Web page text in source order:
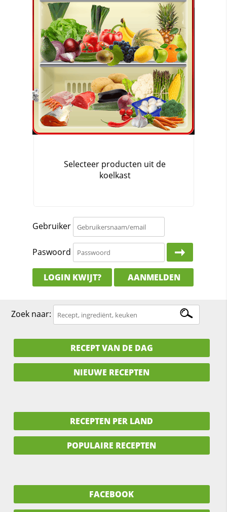
Gebruiker
Paswoord
LOGIN KWIJT? AANMELDEN
Zoek naar:
RECEPT VAN DE DAG
NIEUWE RECEPTEN
RECEPTEN PER LAND
POPULAIRE RECEPTEN
FACEBOOK